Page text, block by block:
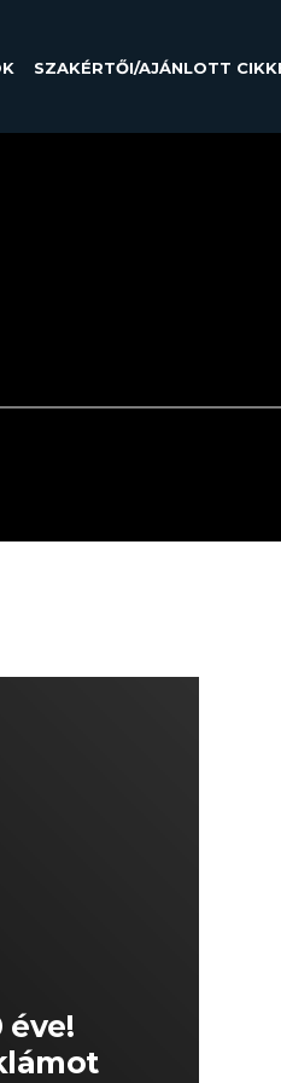
SZAKÉRTŐI/AJÁNLOTT
éve!